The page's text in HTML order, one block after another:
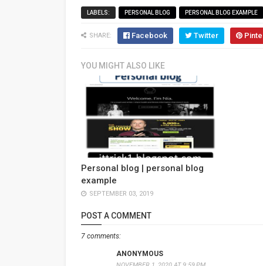
LABELS: PERSONAL BLOG PERSONAL BLOG EXAMPLE
SHARE: Facebook Twitter
YOU MIGHT ALSO LIKE
Personal blog | personal blog
example
SEPTEMBER 03, 2019
POST A COMMENT
7 comments:
ANONYMOUS